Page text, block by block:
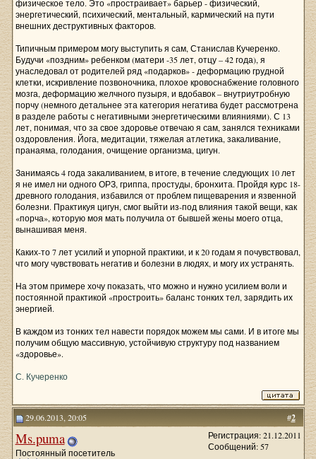
физическое тело. Это «простраивает» барьер - физический,
энергетический, психический, ментальный, кармический на пути
внешних деструктивных факторов.
Типичным примером могу выступить я сам, Станислав Кучеренко.
Будучи «поздним» ребенком (матери -35 лет, отцу – 42 года), я
унаследовал от родителей ряд «подарков» - деформацию грудной
клетки, искривление позвоночника, плохое кровоснабжение головного
мозга, деформацию желчного пузыря, и вдобавок – внутриутробную
порчу (немного детальнее эта категория негатива будет рассмотрена
в разделе работы с негативными энергетическими влияниями). С 13
лет, понимая, что за свое здоровье отвечаю я сам, занялся техниками
оздоровления. Йога, медитации, тяжелая атлетика, закаливание,
пранаяма, голодания, очищение организма, цигун.
Занимаясь 4 года закаливанием, в итоге, в течение следующих 10 лет
я не имел ни одного ОРЗ, гриппа, простуды, бронхита. Пройдя курс 18-
древного голодания, избавился от проблем пищеварения и язвенной
болезни. Практикуя цигун, смог выйти из-под влияния такой вещи, как
«порча», которую моя мать получила от бывшей жены моего отца,
вынашивая меня.
Каких-то 7 лет усилий и упорной практики, и к 20 годам я почувствовал,
что могу чувствовать негатив и болезни в людях, и могу их устранять.
На этом примере хочу показать, что можно и нужно усилием воли и
постоянной практикой «простроить» баланс тонких тел, зарядить их
энергией.
В каждом из тонких тел навести порядок можем мы сами. И в итоге мы
получим общую массивную, устойчивую структуру под названием
«здоровье».
С. Кучеренко
#2
29.06.2013, 20:05
Ms.puma
Постоянный посетитель
Регистрация: 21.12.2011
Сообщений: 57